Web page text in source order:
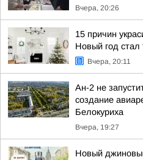
Вчера, 20:26
15 причин
Новый год
Вчера, 20:11
Ан-2 не
создание
Белокуриха
Вчера, 19:27
Новый